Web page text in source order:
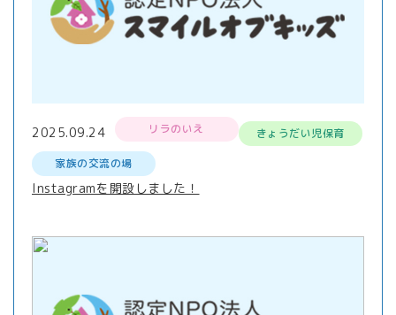
2025.09.24 リラのいえ
きょうだい児保育
家族の交流の場
Instagramを開設しました！